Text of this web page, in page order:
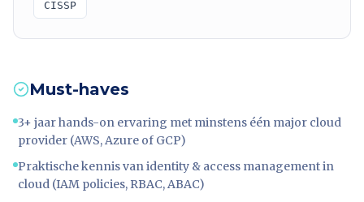
CISSP
Must-haves
3+ jaar hands-on ervaring met minstens één major cloud
provider (AWS, Azure of GCP)
Praktische kennis van identity & access management in
cloud (IAM policies, RBAC, ABAC)